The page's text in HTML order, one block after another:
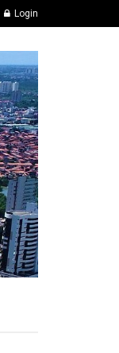
Login